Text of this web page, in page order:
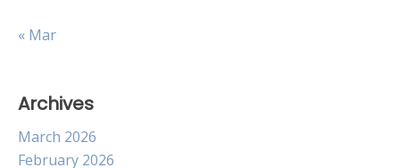
« Mar
Archives
March 2026
February 2026